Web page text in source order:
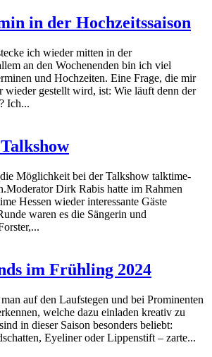
in der Hochzeitssaison
ich wieder mitten in der
an den Wochenenden bin ich viel
und Hochzeiten. Eine Frage, die mir
wieder gestellt wird, ist: Wie läuft denn der
Ich...
Möglichkeit bei der Talkshow talktime-
Dirk Rabis hatte im Rahmen
Hessen wieder interessante Gäste
waren es die Sängerin und
im Frühling 2024
auf den Laufstegen und bei Prominenten
welche dazu einladen kreativ zu
in dieser Saison besonders beliebt:
Eyeliner oder Lippenstift – zarte...